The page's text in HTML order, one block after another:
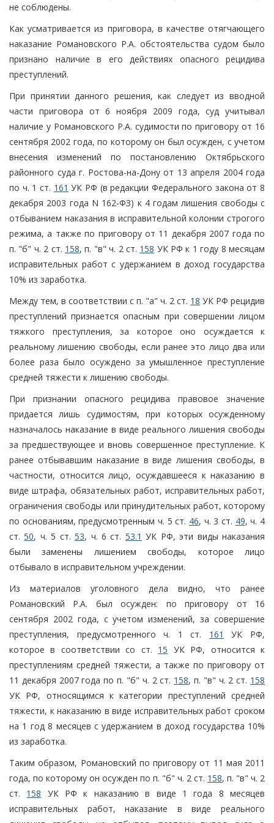
не соблюдены.
Как усматривается из приговора, в качестве отягчающего
наказание Романовского Р.А. обстоятельства судом было
признано наличие в его действиях опасного рецидива
преступлений.
При принятии данного решения, как следует из вводной
части приговора от 6 ноября 2009 года, суд учитывал
наличие у Романовского Р.А. судимости по приговору от 16
сентября 2002 года, по которому он был осужден, с учетом
внесения изменений по постановлению Октябрьского
районного суда г. Ростова-на-Дону от 13 апреля 2004 года
по ч. 1 ст. 161 УК РФ (в редакции Федерального закона от 8
декабря 2003 года N 162-ФЗ) к 4 годам лишения свободы с
отбыванием наказания в исправительной колонии строгого
режима, а также по приговору от 11 декабря 2007 года по
п. "б" ч. 2 ст. 158, п. "в" ч. 2 ст. 158 УК РФ к 1 году 8 месяцам
исправительных работ с удержанием в доход государства
10% из заработка.
Между тем, в соответствии с п. "а" ч. 2 ст. 18 УК РФ рецидив
преступлений признается опасным при совершении лицом
тяжкого преступления, за которое оно осуждается к
реальному лишению свободы, если ранее это лицо два или
более раза было осуждено за умышленное преступление
средней тяжести к лишению свободы.
При признании опасного рецидива правовое значение
придается лишь судимостям, при которых осужденному
назначалось наказание в виде реального лишения свободы
за предшествующее и вновь совершенное преступление. К
ранее отбывавшим наказание в виде лишения свободы, в
частности, относится лицо, осуждавшееся к наказанию в
виде штрафа, обязательных работ, исправительных работ,
ограничения свободы или принудительных работ, которому
по основаниям, предусмотренным ч. 5 ст. 46, ч. 3 ст. 49, ч. 4
ст.50, ч. 5 ст.53, ч. 6 ст. 53.1 УК РФ, эти виды наказания
были заменены лишением свободы, которое лицо
отбывало в исправительном учреждении.
Из материалов уголовного дела видно, что ранее
Романовский Р.А. был осужден: по приговору от 16
сентября 2002 года, с учетом изменений, за совершение
преступления, предусмотренного ч. 1 ст. 161
УК РФ,
которое в соответствии со ст. 15 УК РФ, относится к
преступлениям средней тяжести, а также по приговору от
11 декабря 2007 года по п. "б" ч. 2 ст. 158, п. "в" ч. 2 ст. 158
УК РФ, относящимся к категории преступлений средней
тяжести, к наказанию в виде исправительных работ сроком
на 1 год 8 месяцев с удержанием в доход государства 10%
из заработка.
Таким образом, Романовский по приговору от 11 мая 2011
года, по которому он осужден по п. "б" ч. 2 ст. 158, п. "в" ч. 2
ст. 158 УК РФ к наказанию в виде 1 года 8 месяцев
исправительных работ, наказание в виде реального